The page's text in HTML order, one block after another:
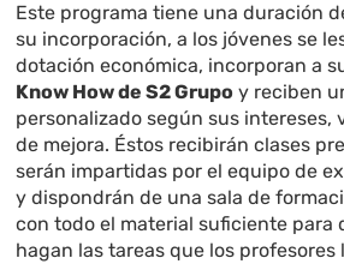
Este programa tiene una duración
su incorporación, a los jóvenes se
dotación económica, incorporan a
Know How de S2 Grupo y reciben
personalizado según sus intereses,
de mejora. Éstos recibirán clases
serán impartidas por el equipo de
y dispondrán de una sala de
con todo el material suficiente para
hagan las tareas que los profesores